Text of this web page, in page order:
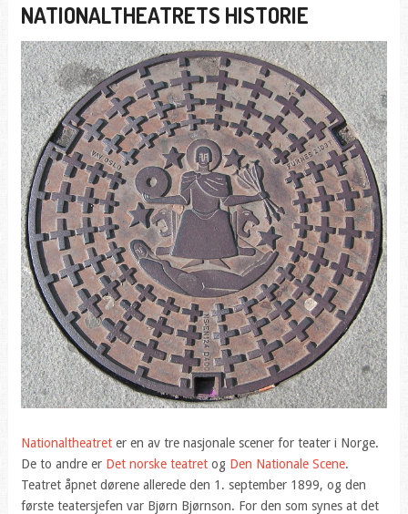
NATIONALTHEATRETS HISTORIE
Nationaltheatreter en av tre nasjonale scener for teater i Norge.
De to andre er Det norske teatretog Den Nationale Scene.
Teatret åpnet dørene allerede den 1. september 1899, og den
første teatersjefen var Bjørn Bjørnson. For den som synes at det